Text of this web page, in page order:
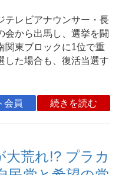
レビアナウンサー・長
会から出馬し、選挙を闘
関東ブロックに1位で重
した場合も、復活当選す
会員 続きを読む
大荒れ!? プラカ